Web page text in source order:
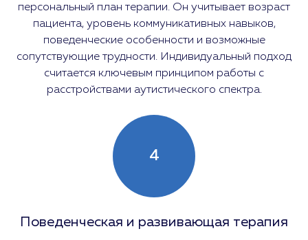
персональный план терапии. Он учитывает возраст
пациента, уровень коммуникативных навыков,
поведенческие особенности и возможные
сопутствующие трудности. Индивидуальный подход
считается ключевым принципом работы с
расстройствами аутистического спектра.
4
Поведенческая и развивающая терапия